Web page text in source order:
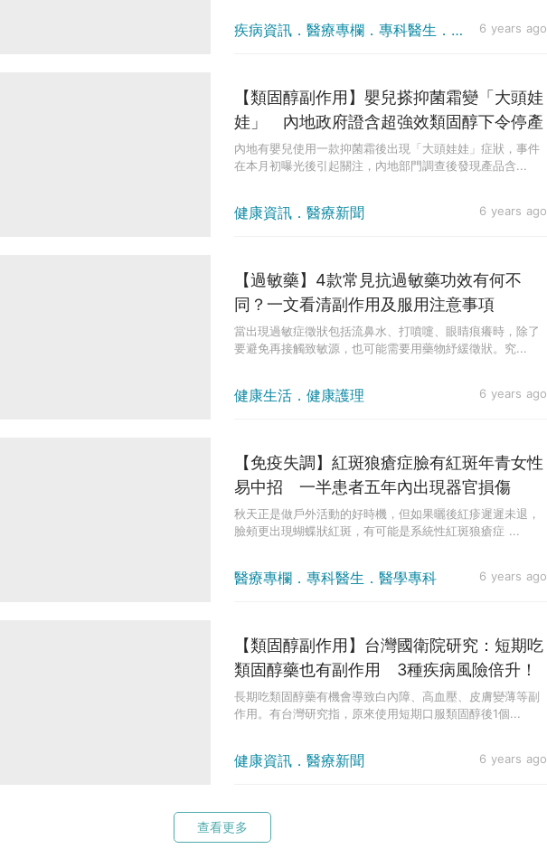
疾病資訊．醫療專欄．專科醫生．醫學專科 6 years ago
健康資訊．醫療新聞 6 years ago
【類固醇副作用】嬰兒搽抑菌霜變「大頭娃
娃」 內地政府證含超強效類固醇下令停產
內地有嬰兒使用一款抑菌霜後出現「大頭娃娃」症狀，事件
在本月初曝光後引起關注，內地部門調查後發現產品含...
健康生活．健康護理 6 years ago
【過敏藥】4款常見抗過敏藥功效有何不
同？一文看清副作用及服用注意事項
當出現過敏症徵狀包括流鼻水、打噴嚏、眼睛痕癢時，除了
要避免再接觸致敏源，也可能需要用藥物紓緩徵狀。究...
醫療專欄．專科醫生．醫學專科 6 years ago
【免疫失調】紅斑狼瘡症臉有紅斑年青女性
易中招 一半患者五年內出現器官損傷
秋天正是做戶外活動的好時機，但如果曬後紅疹遲遲未退，
臉頰更出現蝴蝶狀紅斑，有可能是系統性紅斑狼瘡症 ...
健康資訊．醫療新聞 6 years ago
【類固醇副作用】台灣國衛院研究：短期吃
類固醇藥也有副作用 3種疾病風險倍升！
長期吃類固醇藥有機會導致白內障、高血壓、皮膚變薄等副
作用。有台灣研究指，原來使用短期口服類固醇後1個...
查看更多